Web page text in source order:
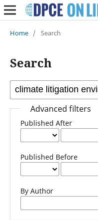
Home / Search
Search
Advanced filters
Published After
Published Before
By Author